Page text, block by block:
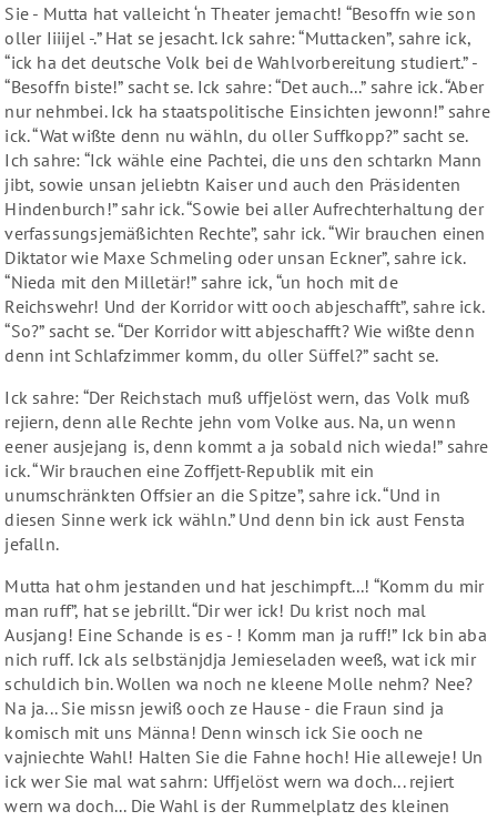
Sie - Mutta hat valleicht ‘n Theater jemacht! “Besoffn wie son
oller Iiiijel -.” Hat se jesacht. Ick sahre: “Muttacken”, sahre ick,
“ick ha det deutsche Volk bei de Wahlvorbereitung studiert.” -
“Besoffn biste!” sacht se. Ick sahre: “Det auch...” sahre ick. “Aber
nur nehmbei. Ick ha staatspolitische Einsichten jewonn!” sahre
ick. “Wat wißte denn nu wähln, du oller Suffkopp?” sacht se.
Ich sahre: “Ick wähle eine Pachtei, die uns den schtarkn Mann
jibt, sowie unsan jeliebtn Kaiser und auch den Präsidenten
Hindenburch!” sahr ick. “Sowie bei aller Aufrechterhaltung der
verfassungsjemäßichten Rechte”, sahr ick. “Wir brauchen einen
Diktator wie Maxe Schmeling oder unsan Eckner”, sahre ick.
“Nieda mit den Milletär!” sahre ick, “un hoch mit de
Reichswehr! Und der Korridor witt ooch abjeschafft”, sahre ick.
“So?” sacht se. “Der Korridor witt abjeschafft? Wie wißte denn
denn int Schlafzimmer komm, du oller Süffel?” sacht se.
Ick sahre: “Der Reichstach muß uffjelöst wern, das Volk muß
rejiern, denn alle Rechte jehn vom Volke aus. Na, un wenn
eener ausjejang is, denn kommt a ja sobald nich wieda!” sahre
ick. “Wir brauchen eine Zoffjett-Republik mit ein
unumschränkten Offsier an die Spitze”, sahre ick. “Und in
diesen Sinne werk ick wähln.” Und denn bin ick aust Fensta
jefalln.
Mutta hat ohm jestanden und hat jeschimpft...! “Komm du mir
man ruff”, hat se jebrillt. “Dir wer ick! Du krist noch mal
Ausjang! Eine Schande is es - ! Komm man ja ruff!” Ick bin aba
nich ruff. Ick als selbstänjdja Jemieseladen weeß, wat ick mir
schuldich bin. Wollen wa noch ne kleene Molle nehm? Nee?
Na ja... Sie missn jewiß ooch ze Hause - die Fraun sind ja
komisch mit uns Männa! Denn winsch ick Sie ooch ne
vajniechte Wahl! Halten Sie die Fahne hoch! Hie alleweje! Un
ick wer Sie mal wat sahrn: Uffjelöst wern wa doch... rejiert
wern wa doch... Die Wahl is der Rummelplatz des kleinen